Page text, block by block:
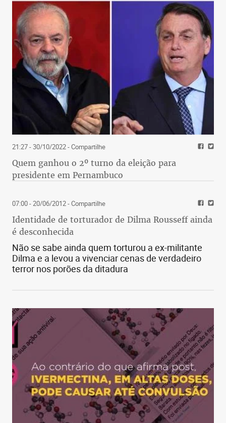
21:27 - 30/10/2022- Compartilhe
Quem ganhou o 2º turno da eleição para
presidente em Pernambuco
07:00 - 20/06/2012- Compartilhe
Identidade de torturador de Dilma Rousseff ainda
é desconhecida
Não se sabe ainda quem torturou a ex-militante
Dilma e a levou a vivenciar cenas de verdadeiro
terror nos porões da ditadura